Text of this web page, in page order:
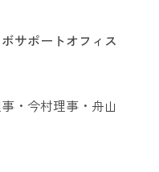
サポートオフィス
・今村理事・舟山